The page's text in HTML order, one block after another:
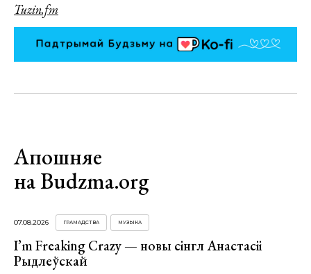
Tuzin.fm
Апошняе
на Budzma.org
07.08.2026 ГРАМАДСТВА МУЗЫКА
I’m Freaking Crazy — новы сінгл Анастасіі
Рыдлеўскай